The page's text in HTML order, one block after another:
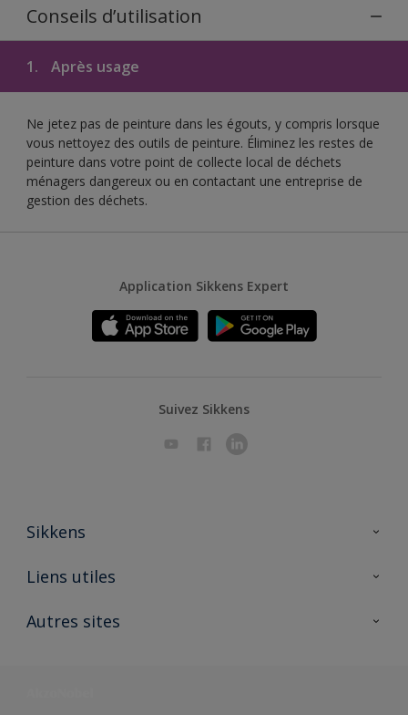
Conseils d’utilisation
1. Après usage
Ne jetez pas de peinture dans les égouts, y compris lorsque
vous nettoyez des outils de peinture. Éliminez les restes de
peinture dans votre point de collecte local de déchets
ménagers dangereux ou en contactant une entreprise de
gestion des déchets.
Application Sikkens Expert
Suivez Sikkens
Sikkens
A propos de Sikkens
Liens utiles
Ouvrir un magasin PASS
Autres sites